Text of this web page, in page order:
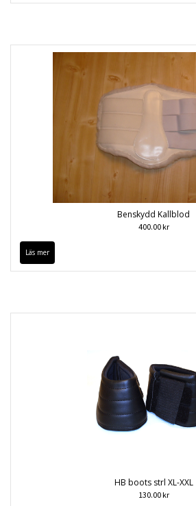
Benskydd Kallblod
400.00 kr
Läs mer
HB boots strl XL-XXL
130.00 kr